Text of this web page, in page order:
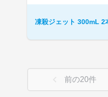
凍殺ジェット 300mL 2
前の20件